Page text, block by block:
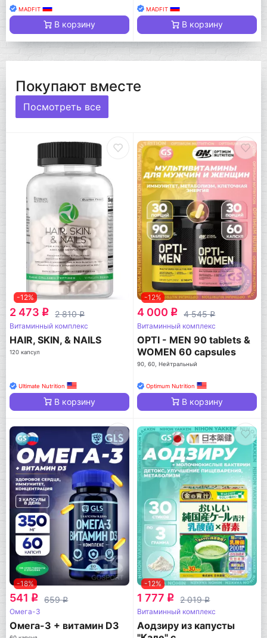
MADFIT
В корзину
MADFIT
В корзину
Покупают вместе
Посмотреть все
-12%
2 473 q 2 810q
Витаминный комплекс
HAIR, SKIN, & NAILS
120 капсул
Ultimate Nutrition
В корзину
-12%
4 000 q 4 545q
Витаминный комплекс
OPTI - MEN 90 tablets &
WOMEN 60 capsules
90, 60, Нейтральный
Optimum Nutrition
В корзину
-18%
541 q 659q
Омега-3
Омега-3 + витамин D3
-12%
1 777 q 2 019q
Витаминный комплекс
Аодзиру из капусты